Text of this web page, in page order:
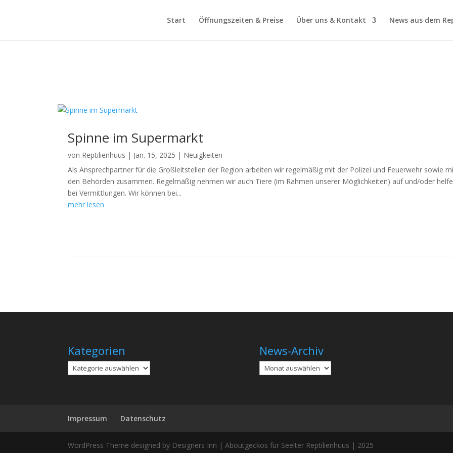
Start Öffnungszeiten & Preise Über uns & Kontakt News aus dem
Spinne im Supermarkt
von Reptilienhuus | Jan. 15, 2025 | Neuigkeiten
Als Ansprechpartner für die Großleitstellen der Region arbeiten wir regelmäßig mit der Polizei und Feuerwehr sowie
den Behörden zusammen. Regelmäßig nehmen wir auch Tiere (im Rahmen unserer Möglichkeiten) auf und/oder
bei Vermittlungen. Wir können bei...
mehr lesen
Kategorien
Kategorien
News-Archiv
Archiv
Impressum Datenschutz
WordPress Theme designed by Designers Inn | Aboutgeckos für Seelter Reptilienhuus | 2025